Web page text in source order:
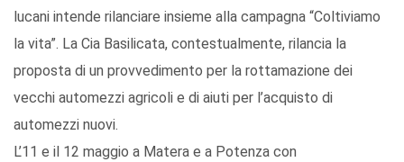
lucani intende rilanciare insieme alla campagna “Coltiviamo
la vita”. La Cia Basilicata, contestualmente, rilancia la
proposta di un provvedimento per la rottamazione dei
vecchi automezzi agricoli e di aiuti per l’acquisto di
automezzi nuovi.
L’11 e il 12 maggio a Matera e a Potenza con